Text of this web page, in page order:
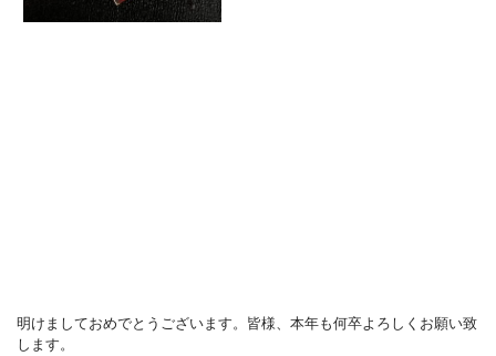
明けましておめでとうございます。皆様、本年も何卒よろしくお願い致
します。